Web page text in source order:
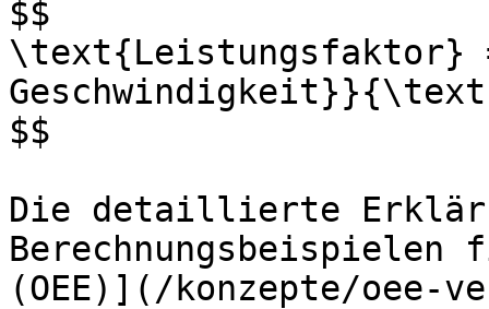
$$
$$
Die detaillierte
(OEE)](/konzepte/oee-